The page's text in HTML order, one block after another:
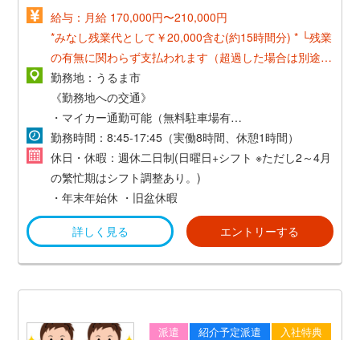
=2,720,000円～3,520,000円
給与：月給 170,000円〜210,000円
*みなし残業代として￥20,000含む(約15時間分) * └残業
の有無に関わらず支払われます（超過した場合は別途支
給）
*業務実績によりインセンティブ制度有り：¥30,000支
給!!*
=その他手当=
・宅地建物取引士￥25,000
・管理業務主任 ￥20,000
・家族手当￥10,000
・交通費支給(最大で￥20,000)
勤務地：うるま市
《勤務地への交通》
・マイカー通勤可能（無料駐車場有）
・交通費支給(最大で￥20,000)
勤務時間：8:45-17:45（実働8時間、休憩1時間）
休日・休暇：週休二日制(日曜日+シフト ※ただし2～4月
の繁忙期はシフト調整あり。)
・年末年始休 ・旧盆休暇
詳しく見る エントリーする
派遣 紹介予定派遣 入社特典